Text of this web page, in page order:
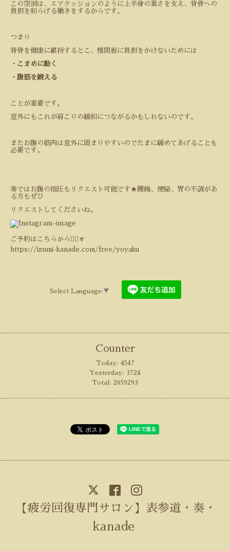
この空洞は、エアクッションのように上半身の重さを支え、背骨への
負担を和らげる働きをするからです。
つまり
背骨を健康に維持するとこ、椎間板に負担をかけないためには
・こまめに動く
・腹筋を鍛える
ことが重要です。
意外にもこれが肩こりの緩和につながるかもしれないのです。
またお腹の筋肉は意外に固まりやすいのでたまに緩めてあげることも
必要です。
奏ではお腹の指圧もリクエスト可能です★腰痛、便秘、胃の不調があ
る方もぜひ
リクエストしてくださいね。
ご予約はこちらから💁‍♀️🔽
https://izumi-kanade.com/free/yoyaku
Select Language ▼
Counter
Today: 4547
Yesterday: 3724
Total: 2659293
【疲労回復専門サロン】表参道・奏・
kanade